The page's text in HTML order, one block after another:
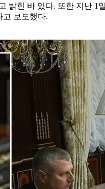
밝힌 바 있다. 또한 지난
고 보도했다.